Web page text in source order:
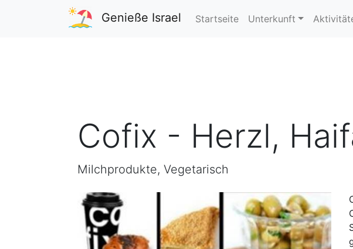
Genieße Israel Startseite Unterkunft
Cofix - Herzl,
Milchprodukte, Vegetarisch